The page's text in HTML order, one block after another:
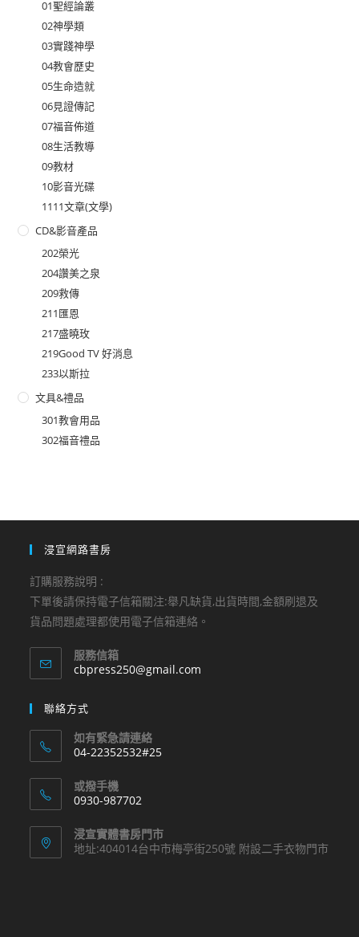
01聖經論叢
02神學類
03實踐神學
04教會歷史
05生命造就
06見證傳記
07福音佈道
08生活教導
09教材
10影音光碟
1111文章(文學)
CD&影音產品
202榮光
204讚美之泉
209救傳
211匯恩
217盛曉玫
219Good TV 好消息
233以斯拉
文具&禮品
301教會用品
302福音禮品
浸宣網路書房
訂購服務說明 :
下單後請保持電子信箱關注:舉凡缺貨,出貨時間,金額刷退及
貨品問題處理都使用電子信箱連絡。
服務信箱
cbpress250@gmail.com
聯絡方式
如有緊急請連絡
04-22352532#25
in
your
application
或撥手機
0930-987702
in
your
浸宣實體書房門市
地址:404014台中市梅亭街250號 附設二手衣物門市